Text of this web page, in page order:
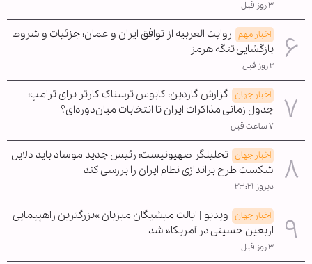
۳ روز قبل
اخبار مهم روایت العربیه از توافق ایران و عمان؛ جزئیات و شروط
بازگشایی تنگه هرمز
۲ روز قبل
اخبار جهان گزارش گاردین: کابوس ترسناک کارتر برای ترامپ؛
جدول زمانی مذاکرات ایران تا انتخابات میان‌دوره‌ای؟
۷ ساعت قبل
اخبار جهان تحلیلگر صهیونیست: رئیس جدید موساد باید دلایل
شکست طرح براندازی نظام ایران را بررسی کند
دیروز ۲۳:۲۱
اخبار جهان ویدیو | ایالت میشیگان میزبان »بزرگترین راهپیمایی
اربعین حسینی در آمریکا« شد
۳ روز قبل